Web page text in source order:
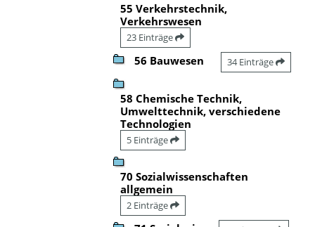
55 Verkehrstechnik,
Verkehrswesen
23 Einträge
56 Bauwesen 34 Einträge
58 Chemische Technik,
Umwelttechnik, verschiedene
Technologien
5 Einträge
70 Sozialwissenschaften
allgemein
2 Einträge